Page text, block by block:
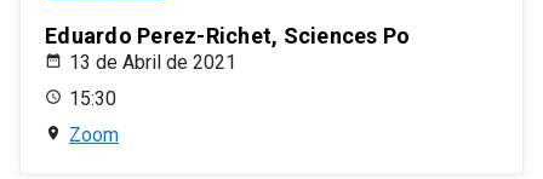
Eduardo Perez-Richet, Sciences Po
13 de Abril de 2021
15:30
Zoom